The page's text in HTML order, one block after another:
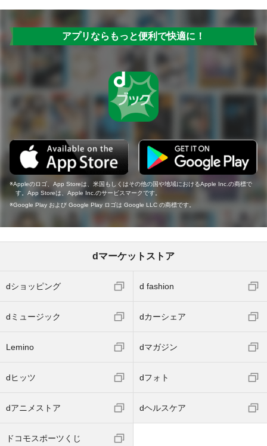
アプリならもっと便利で快適に！
Appleのロゴ、App Storeは、米国もしくはその他の国や地域におけるApple Inc.の商標で
す。App Storeは、Apple Inc.のサービスマークです。
Google Play および Google Play ロゴは Google LLC の商標です。
dマーケットストア
dショッピング d fashion
dミュージック dカーシェア
Lemino dマガジン
dヒッツ dフォト
dアニメストア dヘルスケア
ドコモスポーツくじ